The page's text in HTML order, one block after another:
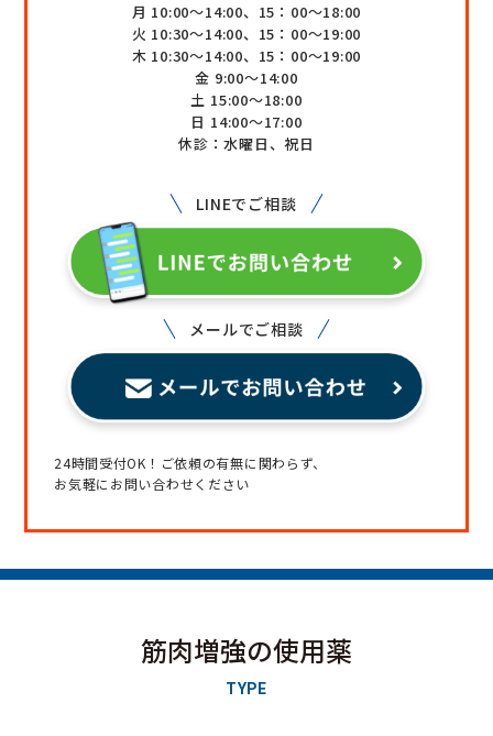
月 10:00～14:00、15：00～18:00
火 10:30～14:00、15：00～19:00
木 10:30～14:00、15：00～19:00
金 9:00～14:00
土 15:00～18:00
日 14:00～17:00
休診：水曜日、祝日
LINEでご相談
メールでご相談
24時間受付OK！ご依頼の有無に関わらず、
お気軽にお問い合わせください
筋肉増強の使用薬
TYPE